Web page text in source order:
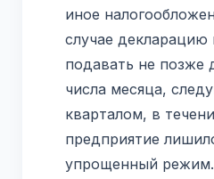
иное
случае декларацию
подавать не позже
числа месяца,
кварталом, в
предприятие
упрощенный